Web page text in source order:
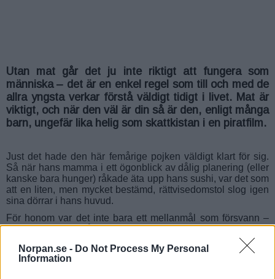
Norpan.se - Do Not Process My Personal
Information
Utan mat går det ju inte riktigt att fungera som
människa – det är en enkel regel som till och med de
allra yngsta verkar förstå väldigt tidigt i livet. Mat är
viktigt, och när den väl är din så är den, enligt många
barn, ungefär lika helig som skattkistan i en piratfilm.
Just det hade den här femårige pojken väldigt klart för sig.
Så när hans mamma i ett ögonblick av dålig planering (eller
kanske bara hunger) råkade äta upp hans sushi, var det som
att en liten, men mycket bestämd, rättvisedomstol slog igen
sina dörrar i hans huvud.
För honom var det inte bara ett mellanmål som försvann –
det var en principfråga.
Efter en stunds funderande bestämde han sig för att
situationen behövde “hanteras”. Med den logik som bara ett